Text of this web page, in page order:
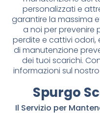
personalizzati e
garantire la massima
a noi per prevenire
perdite e cattivi odori,
di manutenzione
dei tuoi scarichi.
informazioni sul
Spurgo
Il Servizio per